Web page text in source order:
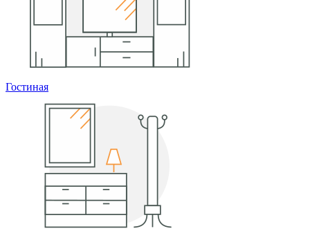
Гостиная